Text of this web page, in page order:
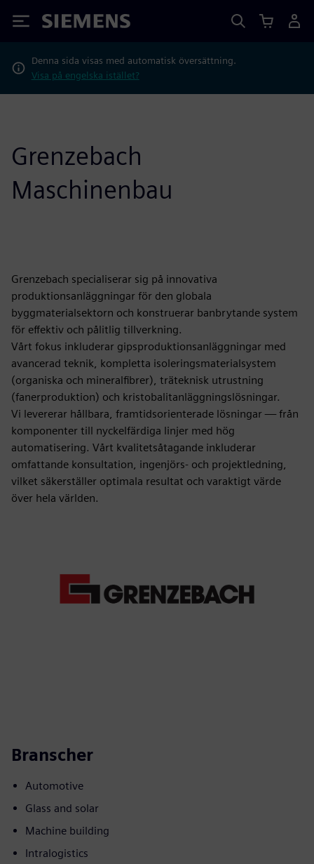
Siemens
Denna sida visas med automatisk översättning.
Visa på engelska istället?
Grenzebach
Maschinenbau
Grenzebach specialiserar sig på innovativa
produktionsanläggningar för den globala
byggmaterialsektorn och konstruerar banbrytande system
för effektiv och pålitlig tillverkning.
Vårt fokus inkluderar gipsproduktionsanläggningar med
avancerad teknik, kompletta isoleringsmaterialsystem
(organiska och mineralfibrer), träteknisk utrustning
(fanerproduktion) och kristobalitanläggningslösningar.
Vi levererar hållbara, framtidsorienterade lösningar — från
komponenter till nyckelfärdiga linjer med hög
automatisering. Vårt kvalitetsåtagande inkluderar
omfattande konsultation, ingenjörs- och projektledning,
vilket säkerställer optimala resultat och varaktigt värde
över hela världen.
Branscher
Automotive
Glass and solar
Machine building
Intralogistics